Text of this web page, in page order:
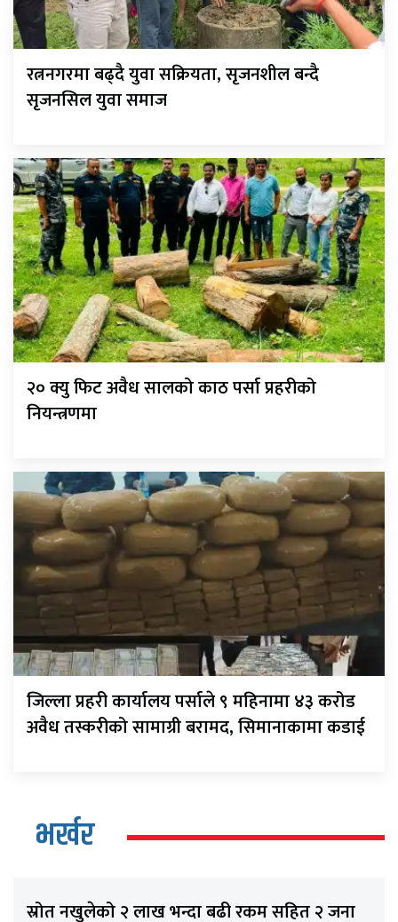
रत्ननगरमा बढ्दै युवा सक्रियता, सृजनशील बन्दै
सृजनसिल युवा समाज
२० क्यु फिट अवैध सालको काठ पर्सा प्रहरीको
नियन्त्रणमा
जिल्ला प्रहरी कार्यालय पर्साले ९ महिनामा ४३ करोड
अवैध तस्करीको सामाग्री बरामद, सिमानाकामा कडाई
भर्खर
स्रोत नखुलेको २ लाख भन्दा बढी रकम सहित २ जना